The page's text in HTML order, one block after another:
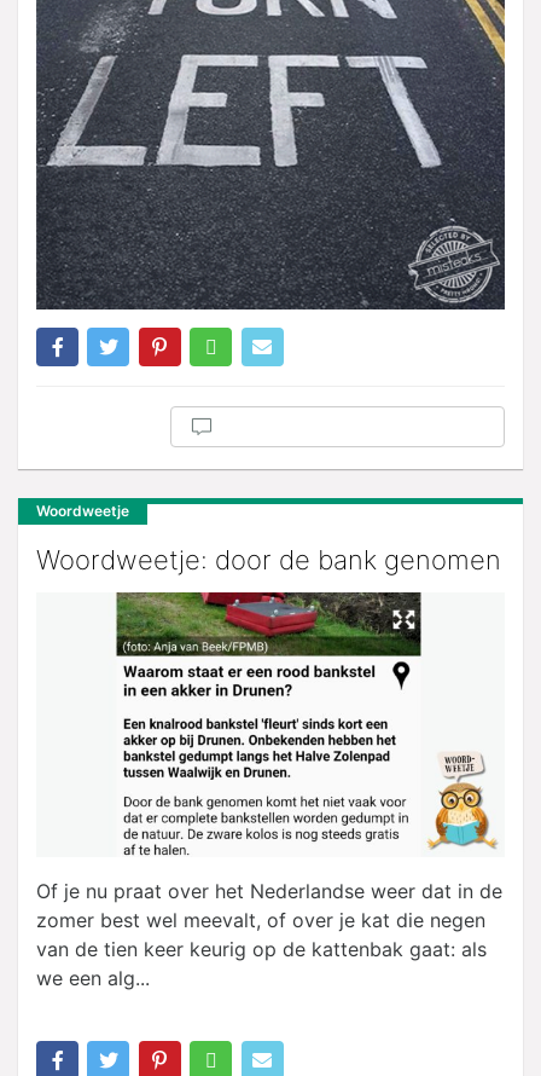
Woordweetje
Woordweetje: door de bank genomen
Of je nu praat over het Nederlandse weer dat in de
zomer best wel meevalt, of over je kat die negen
van de tien keer keurig op de kattenbak gaat: als
we een alg...